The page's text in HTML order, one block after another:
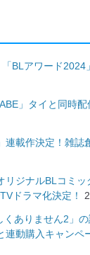
BLアワード2024
」タイと同時配
連載作決定！雑誌
リジナルBLコミ
ドラマ化決定！
くありません2」
連動購入キャンペ